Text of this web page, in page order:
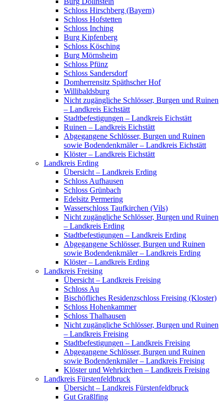
Schloss Hirschberg (Bayern)
Schloss Hofstetten
Schloss Inching
Burg Kipfenberg
Schloss Kösching
Burg Mörnsheim
Schloss Pfünz
Schloss Sandersdorf
Domherrensitz Späthscher Hof
Willibaldsburg
Nicht zugängliche Schlösser, Burgen und Ruinen
– Landkreis Eichstätt
Stadtbefestigungen – Landkreis Eichstätt
Ruinen – Landkreis Eichstätt
Abgegangene Schlösser, Burgen und Ruinen
sowie Bodendenkmäler – Landkreis Eichstätt
Klöster – Landkreis Eichstätt
Landkreis Erding
Übersicht – Landkreis Erding
Schloss Aufhausen
Schloss Grünbach
Edelsitz Permering
Wasserschloss Taufkirchen (Vils)
Nicht zugängliche Schlösser, Burgen und Ruinen
– Landkreis Erding
Stadtbefestigungen – Landkreis Erding
Abgegangene Schlösser, Burgen und Ruinen
sowie Bodendenkmäler – Landkreis Erding
Klöster – Landkreis Erding
Landkreis Freising
Übersicht – Landkreis Freising
Schloss Au
Bischöfliches Residenzschloss Freising (Kloster)
Schloss Hohenkammer
Schloss Thalhausen
Nicht zugängliche Schlösser, Burgen und Ruinen
– Landkreis Freising
Stadtbefestigungen – Landkreis Freising
Abgegangene Schlösser, Burgen und Ruinen
sowie Bodendenkmäler – Landkreis Freising
Klöster und Wehrkirchen – Landkreis Freising
Landkreis Fürstenfeldbruck
Übersicht – Landkreis Fürstenfeldbruck
Gut Graßlfing